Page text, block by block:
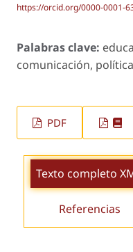
https://orcid.org/0000-0001-
Palabras clave:
comunicación,
PDF
Texto completo
Referencias